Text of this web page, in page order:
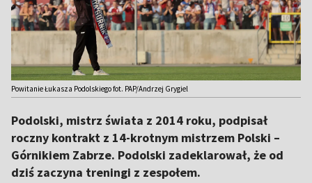
Powitanie Łukasza Podolskiego fot. PAP/Andrzej Grygiel
Podolski, mistrz świata z 2014 roku, podpisał
roczny kontrakt z 14-krotnym mistrzem Polski –
Górnikiem Zabrze. Podolski zadeklarował, że od
dziś zaczyna treningi z zespołem.